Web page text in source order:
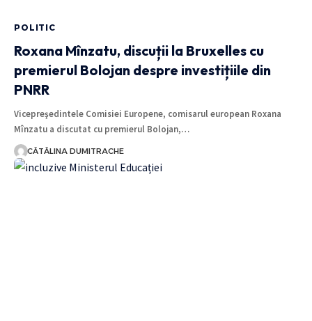
POLITIC
Roxana Mînzatu, discuții la Bruxelles cu
premierul Bolojan despre investițiile din
PNRR
Vicepreşedintele Comisiei Europene, comisarul european Roxana
Mînzatu a discutat cu premierul Bolojan,…
CĂTĂLINA DUMITRACHE